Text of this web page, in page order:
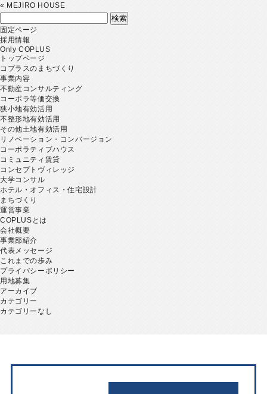
« MEJIRO HOUSE
索:
固定ページ
採用情報
Only COPLUS
トップページ
コプラスのまちづくり
事業内容
不動産コンサルティング
コーポラ等価交換
狭小地有効活用
不整形地有効活用
その他土地有効活用
リノベーション・コンバージョン
コーポラティブハウス
コミュニティ賃貸
コンセプトヴィレッジ
大学コンサル
ホテル・オフィス・住宅設計
まちづくり
運営事業
COPLUSとは
会社概要
事業部紹介
代表メッセージ
これまでの歩み
プライバシーポリシー
用地募集
アーカイブ
カテゴリー
カテゴリーなし